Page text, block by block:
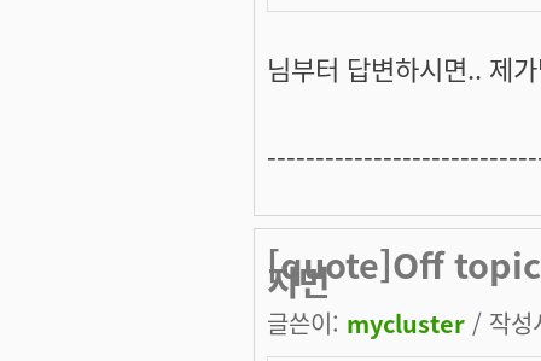
님부터 답변하시면.. 제
[quote]Off topic
지먼
글쓴이: mycluster / 작